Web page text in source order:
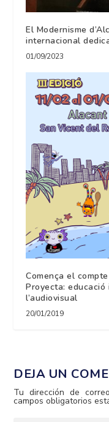
El Modernisme
internacional
01/09/2023
Comença el
Proyecta:
l’audiovisual
20/01/2019
DEJA UN
Tu dirección de
campos obligatorios